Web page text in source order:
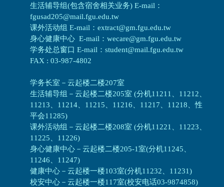
生活辅导组(包含宿舍相关业务) E-mail：
fgusad205@mail.fgu.edu.tw
课外活动组 E-mail：extract@gm.fgu.edu.tw
身心健康中心 E-mail：wecare@gm.fgu.edu.tw
学务处总窗口 E-mail：student@mail.fgu.edu.tw
FAX : 03-987-4802
学务长室－云起楼二楼207室
生活辅导组 － 云起楼二楼205室 (分机11211、11212、
11213、11214、11215、11216、11217、11218、性
平会11285)
课外活动组 － 云起楼二楼208室 (分机11221、11223、
11225、11226)
身心健康中心 － 云起楼二楼205-1室(分机11245、
11246、11247)
健康中心－ 云起楼一楼103室(分机11232、11231)
校安中心－ 云起楼一楼117室(校安电话03-9874858)